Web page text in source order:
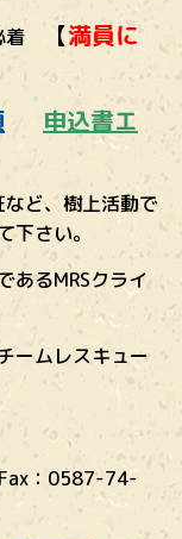
着
【満員に
申込書エ
など、樹上活動で
下さい。
あるMRSクライ
レスキュー
：0587-74-